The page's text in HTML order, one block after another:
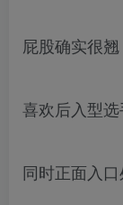
屁股确实很翘
喜欢后入型选
同时正面入